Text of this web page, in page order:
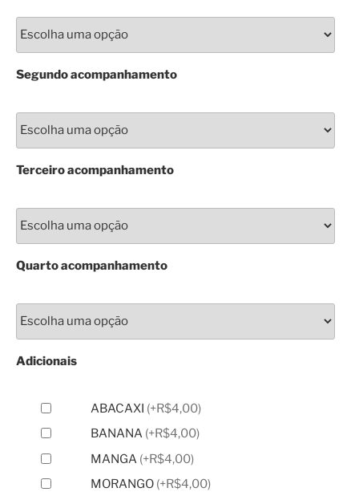
Segundo acompanhamento
Terceiro acompanhamento
Quarto acompanhamento
Adicionais
ABACAXI (+R$4,00)
BANANA (+R$4,00)
MANGA (+R$4,00)
MORANGO (+R$4,00)